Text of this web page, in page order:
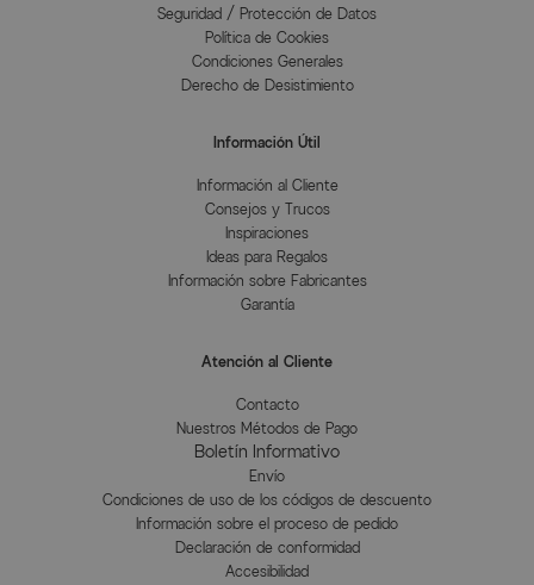
Seguridad / Protección de Datos
Política de Cookies
Condiciones Generales
Derecho de Desistimiento
Información Útil
Información al Cliente
Consejos y Trucos
Inspiraciones
Ideas para Regalos
Información sobre Fabricantes
Garantía
Atención al Cliente
Contacto
Nuestros Métodos de Pago
Boletín Informativo
Envío
Condiciones de uso de los códigos de descuento
Información sobre el proceso de pedido
Declaración de conformidad
Accesibilidad